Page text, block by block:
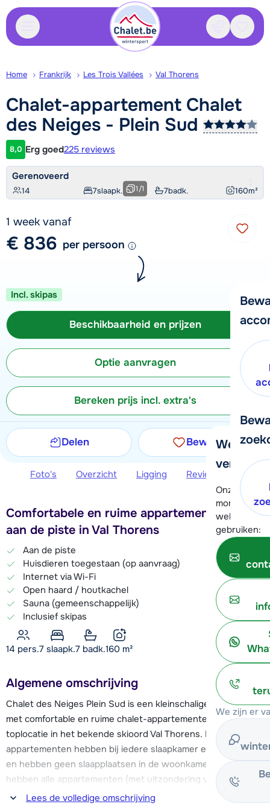
Contact
We
verder!
Onze
moment
wel alvast
gebruiken:
We zijn er
Home Frankrijk Les Trois Vallées Val Thorens
Chalet-appartement Chalet
des Neiges - Plein Sud
Klantwaardering
8,0 Erg goed225 reviews
Gerenoveerd
14 7slaapk. 7badk. 160m²
1/1
1 week vanaf
€ 836 per persoon
Incl. skipas
Beschikbaarheid en prijzen
Optie aanvragen
Bereken prijs incl. extra's
Delen Bewaren
Foto's Overzicht Ligging Reviews
Comfortabele en ruime appartementen direct
aan de piste in Val Thorens
Aan de piste
Huisdieren toegestaan (op aanvraag)
Internet via Wi-Fi
Open haard / houtkachel
Sauna (gemeenschappelijk)
Inclusief skipas
14 pers.7 slaapk.7 badk.160 m²
Algemene omschrijving
Chalet des Neiges Plein Sud is een kleinschalige résidence
met comfortable en ruime chalet-appartementen op een
toplocatie in het bekende skioord Val Thorens. De 13
appartementen hebben bij iedere slaapkamer een badkamer
en hebben geen slaapplaatsen in de woonkamer. Verder
hebben alle appartementen (met uitzondering van het 4-
persoons appartement) een mooie natuurstenen open
Lees de volledige omschrijving